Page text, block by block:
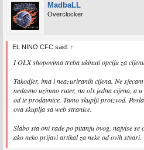
MadbaLL
Overclocker
EL NINO CFC said: ↑
I OLX shopovima treba ukinuti opciju za
Takodjer, ima i neazuriranih cijena. Ne
nedavno uzimao ruter, na olx jedna cijena, a
od te prodavnice. Tamo skuplji proizvod.
ova skuplja sa web stranice.
Slabo sta oni rade po pitanju ovog, najvise
ako neko prijavi artikal za neke od ovih stvari.